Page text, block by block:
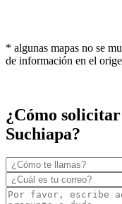
* algunas mapas no se
de información en el
¿Cómo
Suchiapa?